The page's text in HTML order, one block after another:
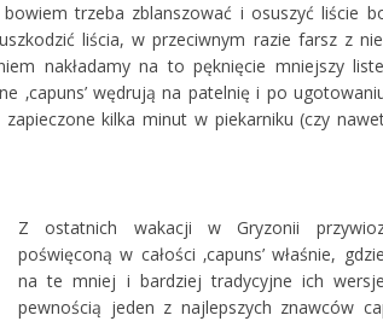
trzeba zblanszować i osuszyć liście
liścia, w przeciwnym razie farsz z
nakładamy na to pęknięcie mniejszy
‚capuns’ wędrują na patelnię i po
kilka minut w piekarniku (czy
Z ostatnich wakacji w Gryzonii
poświęconą w całości ‚capuns’ właśnie,
na te mniej i bardziej tradycyjne ich
pewnością jeden z najlepszych znawców